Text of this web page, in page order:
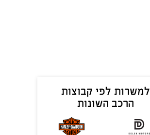
למשרות לפי קבוצות
הרכב השונות